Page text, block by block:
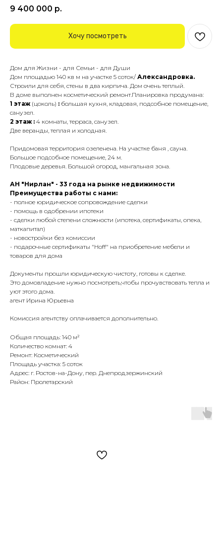
9 400 000 р.
Хочу посмотреть
Дом для Жизни - для Семьи - для Души
Дом площадью 140 кв м на участке 5 соток/ Александровка.
Строили для себя, стены в два кирпича. Дом очень теплый.
В доме выполнен косметический ремонт.Планировка продумана:
1 этаж (цоколь) : большая кухня, кладовая, подсобное помещение,
санузел.
2 этаж : 4 комнаты, терраса, санузел.
Две веранды, теплая и холодная.
Придомовая территория озеленена. На участке баня , сауна.
Большое подсобное помещение, 24 м.
Плодовые деревья. Большой огород, мангальная зона.
АН "Нирлан" - 33 года на рынке недвижимости
Преимущества работы с нами:
- полное юридическое сопровождение сделки
- помощь в одобрении ипотеки
- сделки любой степени сложности (ипотека, сертификаты, опека,
маткапитал)
- новостройки без комиссии
- подарочные сертификаты "Hoff" на приобретение мебели и
товаров для дома
Документы прошли юридическую чистоту, готовы к сделке.
Это домовладение нужно посмотреть,чтобы прочувствовать тепла и
уют этого дома.
агент Ирина Юрьевна
Комиссия агентству оплачивается дополнительно.
Общая площадь: 140 м²
Количество комнат: 4
Ремонт: Косметический
Площадь участка: 5 соток
Адрес: г. Ростов-на-Дону, пер. Днепродзержинский
Район: Пролетарский